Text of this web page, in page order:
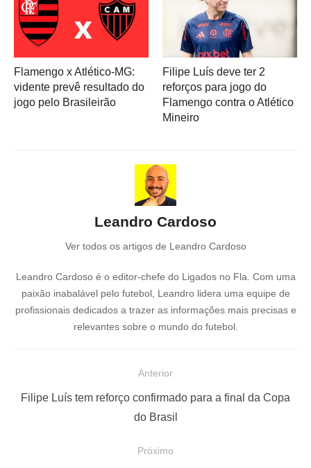
Flamengo x Atlético-MG:
vidente prevê resultado do
jogo pelo Brasileirão
Filipe Luís deve ter 2
reforços para jogo do
Flamengo contra o Atlético
Mineiro
Leandro Cardoso
Ver todos os artigos de Leandro Cardoso
Leandro Cardoso é o editor-chefe do Ligados no Fla. Com uma
paixão inabalável pelo futebol, Leandro lidera uma equipe de
profissionais dedicados a trazer as informações mais precisas e
relevantes sobre o mundo do futebol.
a
Anterior
P
Filipe Luís tem reforço confirmado para a final da Copa
do Brasil
Próximo